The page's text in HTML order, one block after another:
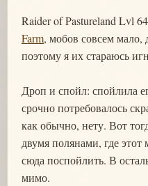
Raider of Pastureland Lvl
Farm, мобов совсем
поэтому я их стараюсь
Дроп и спойл: спойлила
срочно потребовалось
как обычно, нету. Вот
двумя полянами, где этот
сюда поспойлить. В
мимо.